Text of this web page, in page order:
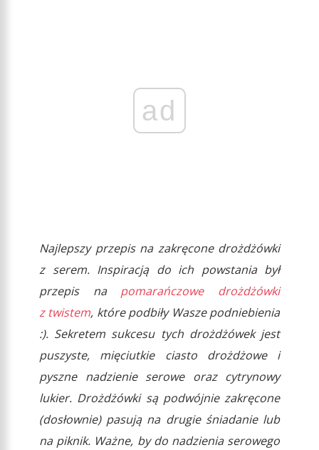
ad
Najlepszy przepis na zakręcone drożdżówki
z serem. Inspiracją do ich powstania był
przepis na pomarańczowe drożdżówki
z twistem, które podbiły Wasze podniebienia
:). Sekretem sukcesu tych drożdżówek jest
puszyste, mięciutkie ciasto drożdżowe i
pyszne nadzienie serowe oraz cytrynowy
lukier. Drożdżówki są podwójnie zakręcone
(dosłownie) pasują na drugie śniadanie lub
na piknik. Ważne, by do nadzienia serowego